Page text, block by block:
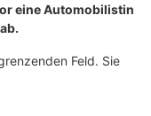
eine Automobilistin
Feld. Sie